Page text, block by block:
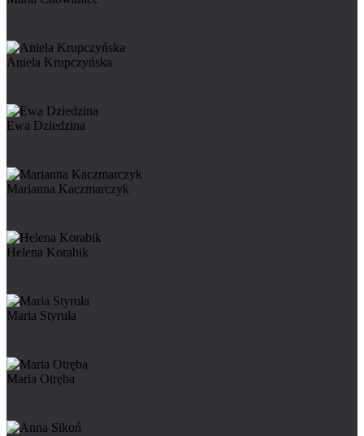
Aniela Krupczyńska
Ewa Dziedzina
Marianna Kaczmarczyk
Helena Korabik
Maria Styruła
Maria Otręba